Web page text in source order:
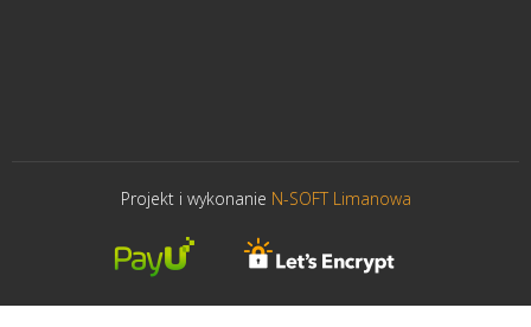
Projekt i wykonanie N-SOFT Limanowa